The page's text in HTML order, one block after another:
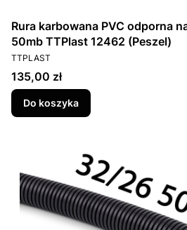
Rura karbowana PVC odporna
50mb TTPlast 12462 (Peszel)
PRODUCENT
TTPLAST
Cena
135,00 zł
Do koszyka